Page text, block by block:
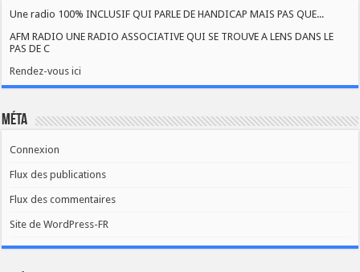
Une radio 100% INCLUSIF QUI PARLE DE HANDICAP MAIS PAS QUE...
AFM RADIO UNE RADIO ASSOCIATIVE QUI SE TROUVE A LENS DANS LE
PAS DE C
Rendez-vous ici
Méta
Connexion
Flux des publications
Flux des commentaires
Site de WordPress-FR